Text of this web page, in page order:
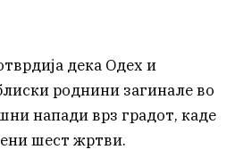
дека Одех и
роднини загинале во
напади врз градот, каде
шест жртви.